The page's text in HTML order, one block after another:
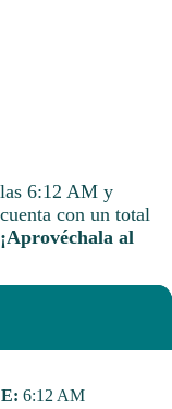
las 6:12 AM y
con un total
¡Aprovéchala al
6:12 AM